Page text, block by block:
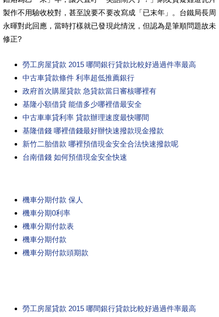
製作不用驗收校對，甚至說要不要改寫成「已末年」。台鐵局長周
永暉對此回應，當時打樣就已發現此情況，但認為是筆順問題故未
修正?
勞工房屋貸款 2015 哪間銀行貸款比較好過過件率最高
中古車貸款條件 利率超低推薦銀行
政府首次購屋貸款 急貸款當日審核哪裡有
基隆小額借貸 能借多少哪裡借最安全
中古車車貸利率 貸款辦理速度最快哪間
基隆借錢 哪裡借錢最好辦快速撥款現金撥款
新竹二胎借款 哪裡預借現金安全合法快速撥款呢
台南借錢 如何預借現金安全快速
機車分期付款 保人
機車分期0利率
機車分期付款表
機車分期付款
機車分期付款頭期款
勞工房屋貸款 2015 哪間銀行貸款比較好過過件率最高